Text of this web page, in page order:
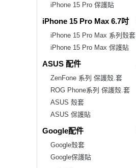
iPhone 15 Pro 保護貼
iPhone 15 Pro Max 6.7吋
iPhone 15 Pro Max 系列殼套
iPhone 15 Pro Max 保護貼
ASUS 配件
ZenFone 系列 保護殼.套
ROG Phone系列 保護殼.套
ASUS 殼套
ASUS 保護貼
Google配件
Google殼套
Google保護貼